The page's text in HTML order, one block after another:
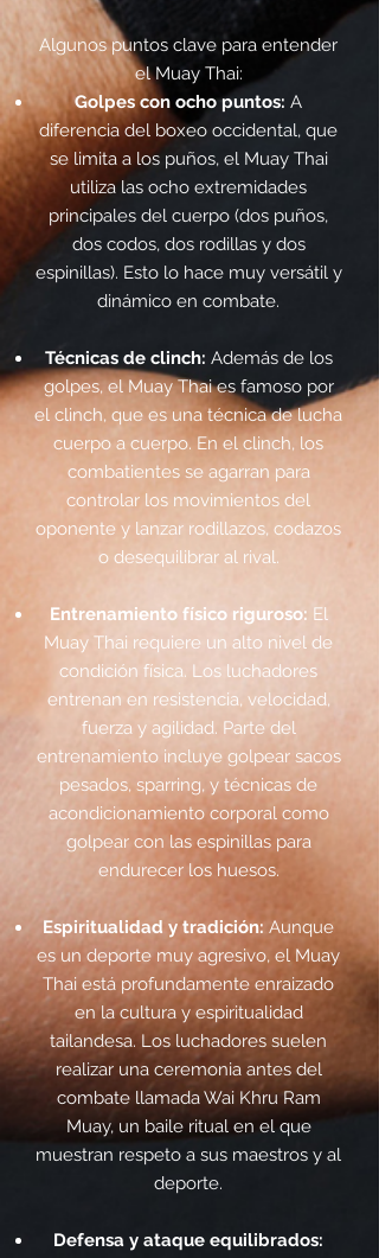
Algunos puntos clave para entender
el Muay Thai:
Golpes con ocho puntos: A
diferencia del boxeo occidental, que
se limita a los puños, el Muay Thai
utiliza las ocho extremidades
principales del cuerpo (dos puños,
dos codos, dos rodillas y dos
espinillas). Esto lo hace muy versátil y
dinámico en combate.
Técnicas de clinch: Además de los
golpes, el Muay Thai es famoso por
el clinch, que es una técnica de lucha
cuerpo a cuerpo. En el clinch, los
combatientes se agarran para
controlar los movimientos del
oponente y lanzar rodillazos, codazos
o desequilibrar al rival.
Entrenamiento físico riguroso: El
Muay Thai requiere un alto nivel de
condición física. Los luchadores
entrenan en resistencia, velocidad,
fuerza y agilidad. Parte del
entrenamiento incluye golpear sacos
pesados, sparring, y técnicas de
acondicionamiento corporal como
golpear con las espinillas para
endurecer los huesos.
Espiritualidad y tradición: Aunque
es un deporte muy agresivo, el Muay
Thai está profundamente enraizado
en la cultura y espiritualidad
tailandesa. Los luchadores suelen
realizar una ceremonia antes del
combate llamada Wai Khru Ram
Muay, un baile ritual en el que
muestran respeto a sus maestros y al
deporte.
Defensa y ataque equilibrados: